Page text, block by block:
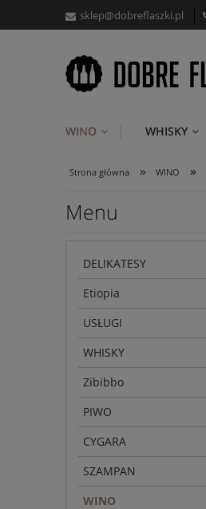
sklep@dobreflaszki.pl
WINO WHISKY
Strona główna » WINO »
Menu
DELIKATESY
Etiopia
USŁUGI
WHISKY
Zibibbo
PIWO
CYGARA
SZAMPAN
WINO